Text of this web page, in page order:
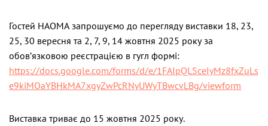
Гостей НАОМА запрошуємо до перегляду виставки 18, 23,
25, 30 вересня та 2, 7, 9, 14 жовтня 2025 року за
обов’язковою реєстрацією в гугл формі:
https://docs.google.com/forms/d/e/1FAIpQLSceIyMz8fxZuLs
e9kiMOaYBHkMA7xgyZwPcRNyUWyTBwcvLBg/viewform
Виставка триває до 15 жовтня 2025 року.